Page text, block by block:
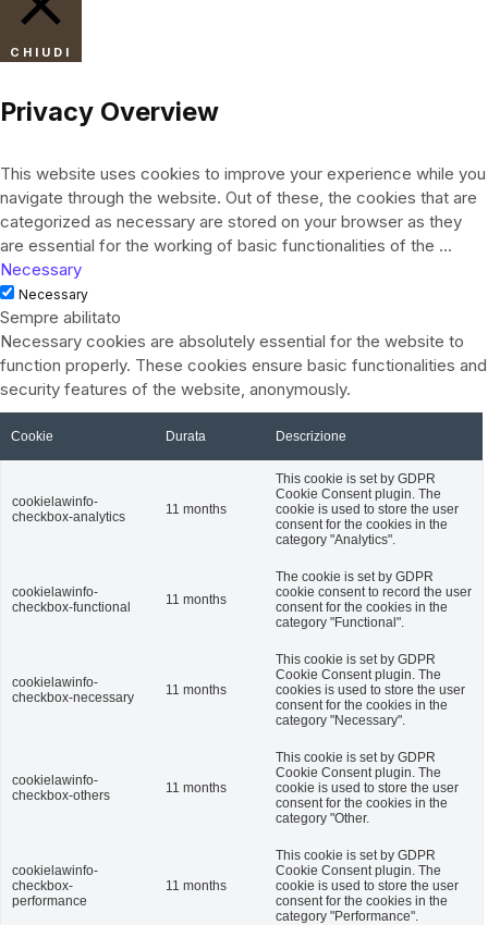
CHIUDI
Privacy Overview
This website uses cookies to improve your experience while you
navigate through the website. Out of these, the cookies that are
categorized as necessary are stored on your browser as they
are essential for the working of basic functionalities of the ...
Necessary
Necessary
Sempre abilitato
Necessary cookies are absolutely essential for the website to
function properly. These cookies ensure basic functionalities and
security features of the website, anonymously.
Cookie Durata Descrizione
cookielawinfo-
checkbox-analytics
11 months
This cookie is set by GDPR
Cookie Consent plugin. The
cookie is used to store the user
consent for the cookies in the
category "Analytics".
cookielawinfo-
checkbox-functional
11 months
The cookie is set by GDPR
cookie consent to record the user
consent for the cookies in the
category "Functional".
cookielawinfo-
checkbox-necessary
11 months
This cookie is set by GDPR
Cookie Consent plugin. The
cookies is used to store the user
consent for the cookies in the
category "Necessary".
cookielawinfo-
checkbox-others
11 months
This cookie is set by GDPR
Cookie Consent plugin. The
cookie is used to store the user
consent for the cookies in the
category "Other.
cookielawinfo-
checkbox-
performance
11 months
This cookie is set by GDPR
Cookie Consent plugin. The
cookie is used to store the user
consent for the cookies in the
category "Performance".